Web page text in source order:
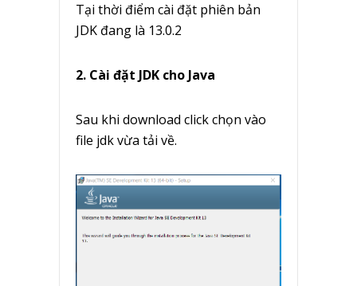
Tại thời điểm cài đặt phiên bản
JDK đang là 13.0.2
2. Cài đặt JDK cho Java
Sau khi download click chọn vào
file jdk vừa tải về.